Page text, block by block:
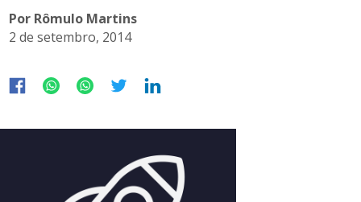
Por Rômulo Martins
2 de setembro, 2014